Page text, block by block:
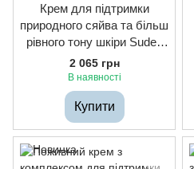
Крем для підтримки
природного сяйва та більш
рівного тону шкіри Sudee
Intensive Aqua Glow
Radiance Cream, 50ml
2 065 грн
В наявності
Купити